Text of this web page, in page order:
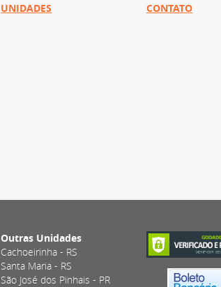
UNIDADES CONTATO
Outras Unidades
Cachoeirinha - RS
Santa Maria - RS
São José dos Pinhais - PR